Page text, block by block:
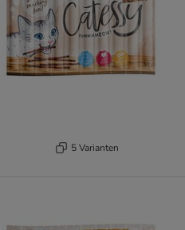
5 Varianten